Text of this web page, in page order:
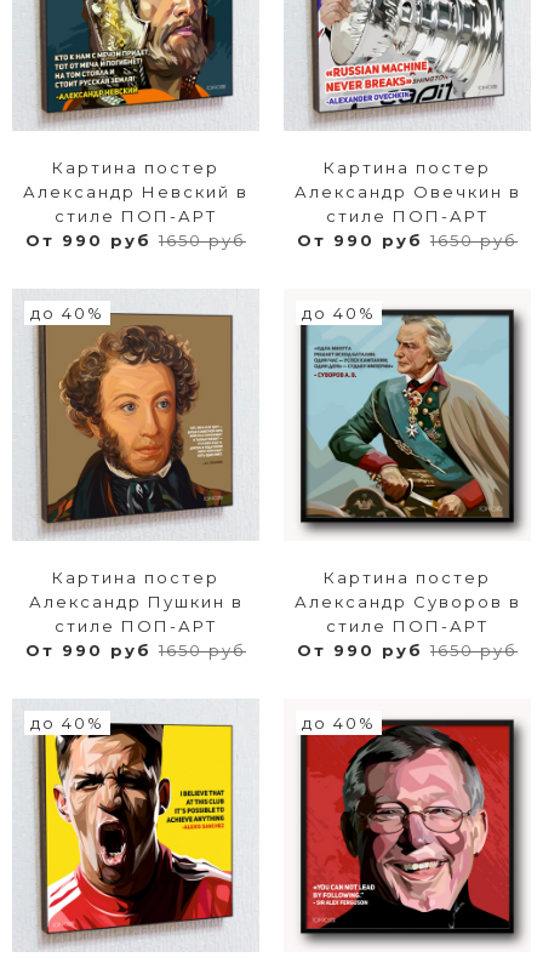
Картина постер
Александр Невский в
стиле ПОП-АРТ
От 990 руб 1650 руб
Картина постер
Александр Овечкин в
стиле ПОП-АРТ
От 990 руб 1650 руб
до 40%
Картина постер
Александр Пушкин в
стиле ПОП-АРТ
От 990 руб 1650 руб
до 40%
Картина постер
Александр Суворов в
стиле ПОП-АРТ
От 990 руб 1650 руб
до 40% до 40%